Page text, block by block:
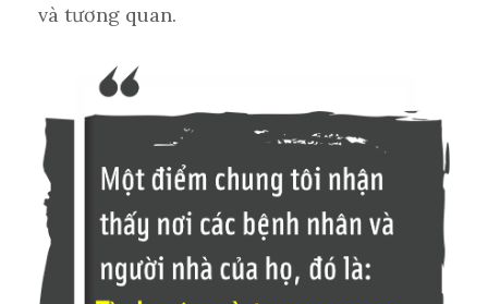
và tương quan.